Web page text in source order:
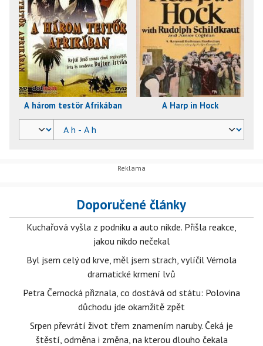
A három testör Afrikában A Harp in Hock
Doporučené články
Kuchařová vyšla z podniku a auto nikde. Přišla reakce,
jakou nikdo nečekal
Byl jsem celý od krve, měl jsem strach, vylíčil Vémola
dramatické krmení lvů
Petra Černocká přiznala, co dostává od státu: Polovina
důchodu jde okamžitě zpět
Srpen převrátí život třem znamením naruby. Čeká je
štěstí, odměna i změna, na kterou dlouho čekala